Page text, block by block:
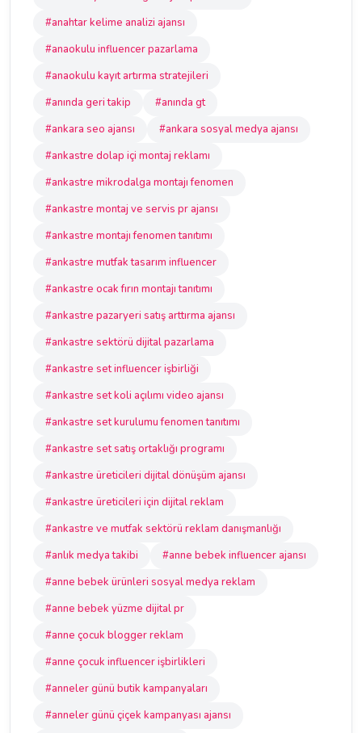
#anahtar kelime analizi ajansı
#anaokulu influencer pazarlama
#anaokulu kayıt artırma stratejileri
#anında geri takip
#anında gt
#ankara seo ajansı
#ankara sosyal medya ajansı
#ankastre dolap içi montaj reklamı
#ankastre mikrodalga montajı fenomen
#ankastre montaj ve servis pr ajansı
#ankastre montajı fenomen tanıtımı
#ankastre mutfak tasarım influencer
#ankastre ocak fırın montajı tanıtımı
#ankastre pazaryeri satış arttırma ajansı
#ankastre sektörü dijital pazarlama
#ankastre set influencer işbirliği
#ankastre set koli açılımı video ajansı
#ankastre set kurulumu fenomen tanıtımı
#ankastre set satış ortaklığı programı
#ankastre üreticileri dijital dönüşüm ajansı
#ankastre üreticileri için dijital reklam
#ankastre ve mutfak sektörü reklam danışmanlığı
#anlık medya takibi
#anne bebek influencer ajansı
#anne bebek ürünleri sosyal medya reklam
#anne bebek yüzme dijital pr
#anne çocuk blogger reklam
#anne çocuk influencer işbirlikleri
#anneler günü butik kampanyaları
#anneler günü çiçek kampanyası ajansı